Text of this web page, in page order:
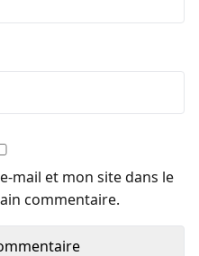
mail et mon site dans le
commentaire.